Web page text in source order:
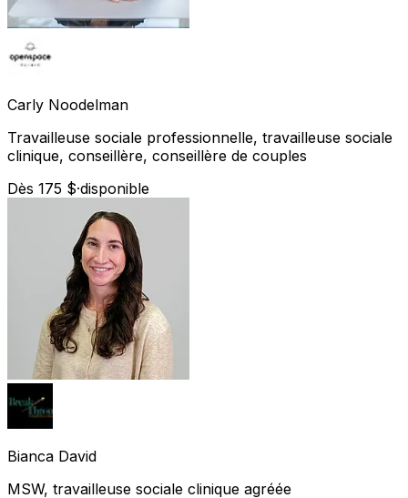
Carly Noodelman
Travailleuse sociale professionnelle, travailleuse sociale
clinique, conseillère, conseillère de couples
Dès 175 $·disponible
Bianca David
MSW, travailleuse sociale clinique agréée